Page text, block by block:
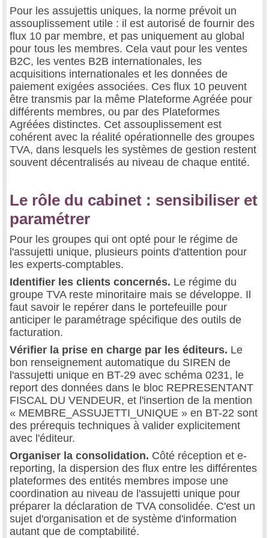
Pour les assujettis uniques, la norme prévoit un
assouplissement utile : il est autorisé de fournir des
flux 10 par membre, et pas uniquement au global
pour tous les membres. Cela vaut pour les ventes
B2C, les ventes B2B internationales, les
acquisitions internationales et les données de
paiement exigées associées. Ces flux 10 peuvent
être transmis par la même Plateforme Agréée pour
différents membres, ou par des Plateformes
Agréées distinctes. Cet assouplissement est
cohérent avec la réalité opérationnelle des groupes
TVA, dans lesquels les systèmes de gestion restent
souvent décentralisés au niveau de chaque entité.
Le rôle du cabinet : sensibiliser et
paramétrer
Pour les groupes qui ont opté pour le régime de
l'assujetti unique, plusieurs points d'attention pour
les experts-comptables.
Identifier les clients concernés. Le régime du
groupe TVA reste minoritaire mais se développe. Il
faut savoir le repérer dans le portefeuille pour
anticiper le paramétrage spécifique des outils de
facturation.
Vérifier la prise en charge par les éditeurs. Le
bon renseignement automatique du SIREN de
l'assujetti unique en BT-29 avec schéma 0231, le
report des données dans le bloc REPRESENTANT
FISCAL DU VENDEUR, et l'insertion de la mention
« MEMBRE_ASSUJETTI_UNIQUE » en BT-22 sont
des prérequis techniques à valider explicitement
avec l'éditeur.
Organiser la consolidation. Côté réception et e-
reporting, la dispersion des flux entre les différentes
plateformes des entités membres impose une
coordination au niveau de l'assujetti unique pour
préparer la déclaration de TVA consolidée. C'est un
sujet d'organisation et de système d'information
autant que de comptabilité.